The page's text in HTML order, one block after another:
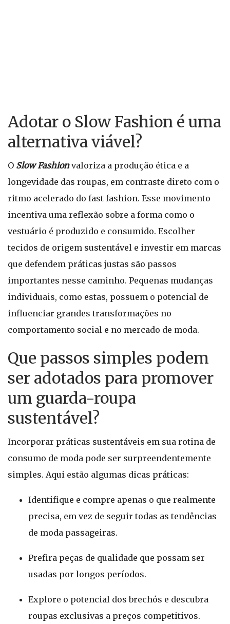
Adotar o Slow Fashion é uma
alternativa viável?
O Slow Fashionvaloriza a produção ética e a
longevidade das roupas, em contraste direto com o
ritmo acelerado do fast fashion. Esse movimento
incentiva uma reflexão sobre a forma como o
vestuário é produzido e consumido. Escolher
tecidos de origem sustentável e investir em marcas
que defendem práticas justas são passos
importantes nesse caminho. Pequenas mudanças
individuais, como estas, possuem o potencial de
influenciar grandes transformações no
comportamento social e no mercado de moda.
Que passos simples podem
ser adotados para promover
um guarda-roupa
sustentável?
Incorporar práticas sustentáveis em sua rotina de
consumo de moda pode ser surpreendentemente
simples. Aqui estão algumas dicas práticas:
Identifique e compre apenas o que realmente
precisa, em vez de seguir todas as tendências
de moda passageiras.
Prefira peças de qualidade que possam ser
usadas por longos períodos.
Explore o potencial dos brechós e descubra
roupas exclusivas a preços competitivos.